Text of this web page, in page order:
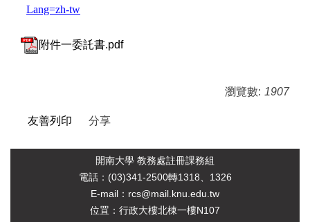
Lang=zh-tw
附件一委託書.pdf
瀏覽數: 1907
友善列印 分享
開南大學 教務處註冊課務組
電話：(03)341-2500轉1318、1326
E-mail：rcs@mail.knu.edu.tw
位罝：行政大樓北棟一樓N107